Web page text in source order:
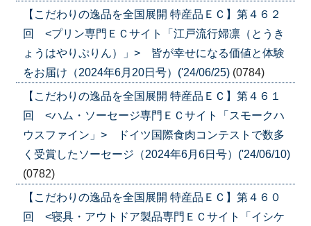
【こだわりの逸品を全国展開 特産品ＥＣ】第４６２
回 <プリン専門ＥＣサイト「江戸流行婦凛（とうき
ょうはやりぷりん）」> 皆が幸せになる価値と体験
をお届け（2024年6月20日号）('24/06/25) (0784)
【こだわりの逸品を全国展開 特産品ＥＣ】第４６１
回 <ハム・ソーセージ専門ＥＣサイト「スモークハ
ウスファイン」> ドイツ国際食肉コンテストで数多
く受賞したソーセージ（2024年6月6日号）('24/06/10)
(0782)
【こだわりの逸品を全国展開 特産品ＥＣ】第４６０
回 <寝具・アウトドア製品専門ＥＣサイト「イシケ